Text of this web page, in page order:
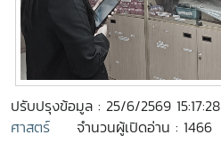
ปรับปรุงข้อมูล : 25/6/2569 15:17:28
ศาสตร์
จำนวนผู้เปิดอ่าน : 1466